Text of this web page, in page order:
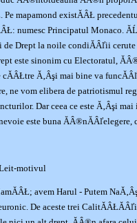
Pe mapamond existĂÂŁ
numesc Principatul Monaco.
de Drept la noile condiĂÂľii
este sinonim cu Electoratul,
Ă‚Âşi mai bine va
ne vom elibera de patriotismul
Dar ceea ce este Ă‚Âşi
este buna
Leit-motivul
avem Harul - Putem
De aceste trei